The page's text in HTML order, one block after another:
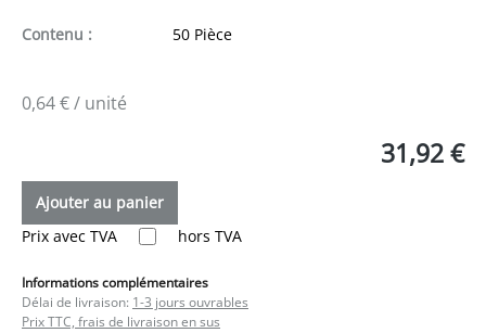
Contenu : 50 Pièce
0,64 € / unité
31,92 €
Ajouter au panier
Prix avec TVA
hors TVA
Informations complémentaires
Délai de livraison: 1-3 jours ouvrables
Prix TTC, frais de livraison en sus